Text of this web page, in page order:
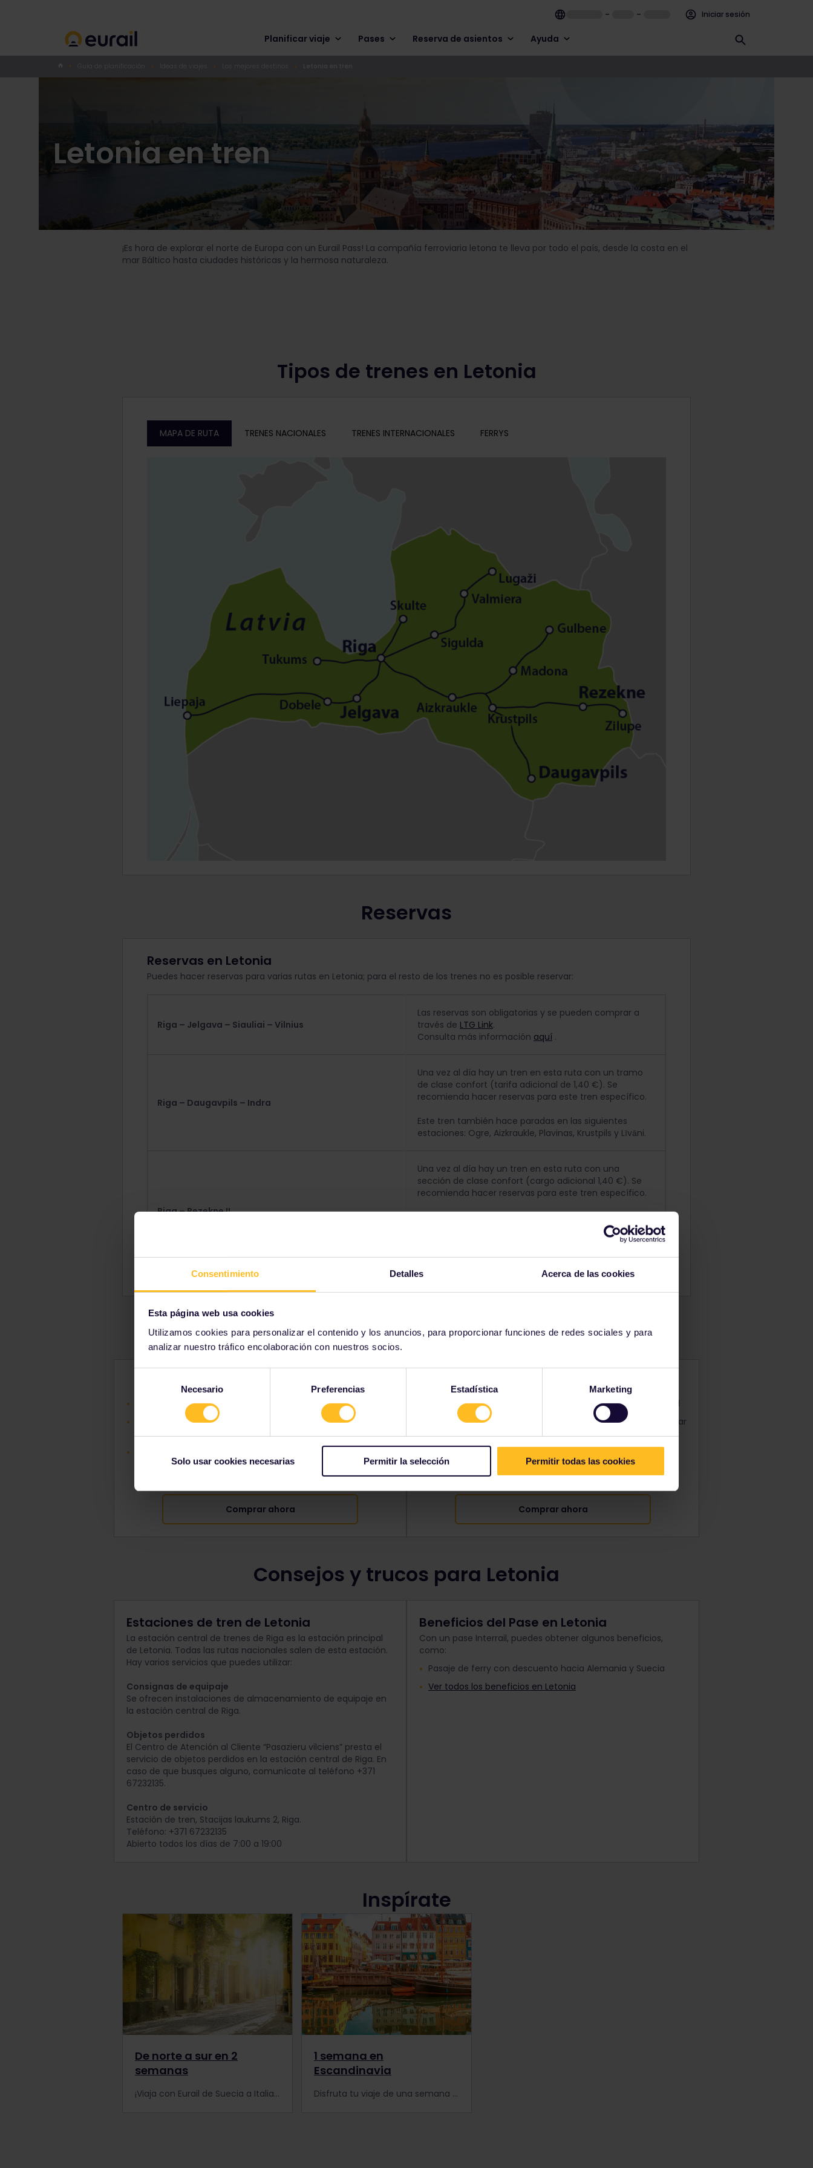
Consentimiento Detalles Acerca de las cookies
Esta página web usa cookies
Utilizamos cookies para personalizar el contenido y los anuncios, para proporcionar funciones de redes sociales y para
analizar nuestro tráfico encolaboración con nuestros socios.
consentimiento
Necesario Preferencias Estadística Marketing
Solo usar cookies necesarias Permitir la selección Permitir todas las cookies
– – Iniciar sesión
Planificar viaje Pases Reserva de asientos Ayuda
Letonia en tren
¡Es hora de explorar el norte de Europa con un Eurail Pass! La compañía ferroviaria letona te lleva por todo el país, desde la costa en el
mar Báltico hasta ciudades históricas y la hermosa naturaleza.
Tipos de trenes en Letonia
MAPA DE RUTA TRENES NACIONALES TRENES INTERNACIONALES FERRYS
Reservas
Reservas en Letonia
Puedes hacer reservas para varias rutas en Letonia; para el resto de los trenes no es posible reservar:
Riga – Jelgava – Siauliai – Vilnius
Las reservas son obligatorias y se pueden comprar a
través de LTG Link.
Consulta más información aquí .
Riga – Daugavpils – Indra
Una vez al día hay un tren en esta ruta con un tramo
de clase confort (tarifa adicional de 1,40 €). Se
recomienda hacer reservas para este tren específico.
Este tren también hace paradas en las siguientes
estaciones: Ogre, Aizkraukle, Plavinas, Krustpils y Līvāni.
Riga – Rezekne II
Una vez al día hay un tren en esta ruta con una
sección de clase confort (cargo adicional 1,40 €). Se
recomienda hacer reservas para este tren específico.
Este tren también hace paradas en las siguientes
Obtén tu Pase para Letonia
Te ofrece una variedad de viajes en tren en Letonia.
Hay descuentos en los boletos joven, adulto mayor y
familiar.
Comprar ahora
Visita Letonia y hasta 32 países de Eurail con total libertad
Hay descuentos en los boletos joven, adulto mayor y familiar
Precios desde $ 233
Comprar ahora
Consejos y trucos para Letonia
Estaciones de tren de Letonia
La estación central de trenes de Riga es la estación principal
de Letonia. Todas las rutas nacionales salen de esta estación.
Hay varios servicios que puedes utilizar:
Consignas de equipaje
Se ofrecen instalaciones de almacenamiento de equipaje en
la estación central de Riga.
Objetos perdidos
El Centro de Atención al Cliente “Pasazieru vilciens” presta el
servicio de objetos perdidos en la estación central de Riga. En
caso de que busques alguno, comunícate al teléfono +371
67232135.
Centro de servicio
Estación de tren, Stacijas laukums 2, Riga.
Teléfono: +371 67232135
Abierto todos los días de 7:00 a 19:00
Beneficios del Pase en Letonia
Con un pase Interrail, puedes obtener algunos beneficios,
como:
Pasaje de ferry con descuento hacia Alemania y Suecia
Ver todos los beneficios en Letonia
Inspírate
De norte a sur en 2
semanas
¡Viaja con Eurail de Suecia a Italia! Inspírate con este itinerario y descubre lo mejor de Alemania, Austria e Italia en tren.
1 semana en
Escandinavia
Disfruta tu viaje de una semana por los vastos países escandinavos, Dinamarca, Suecia y Noruega con un Eurail Pass.